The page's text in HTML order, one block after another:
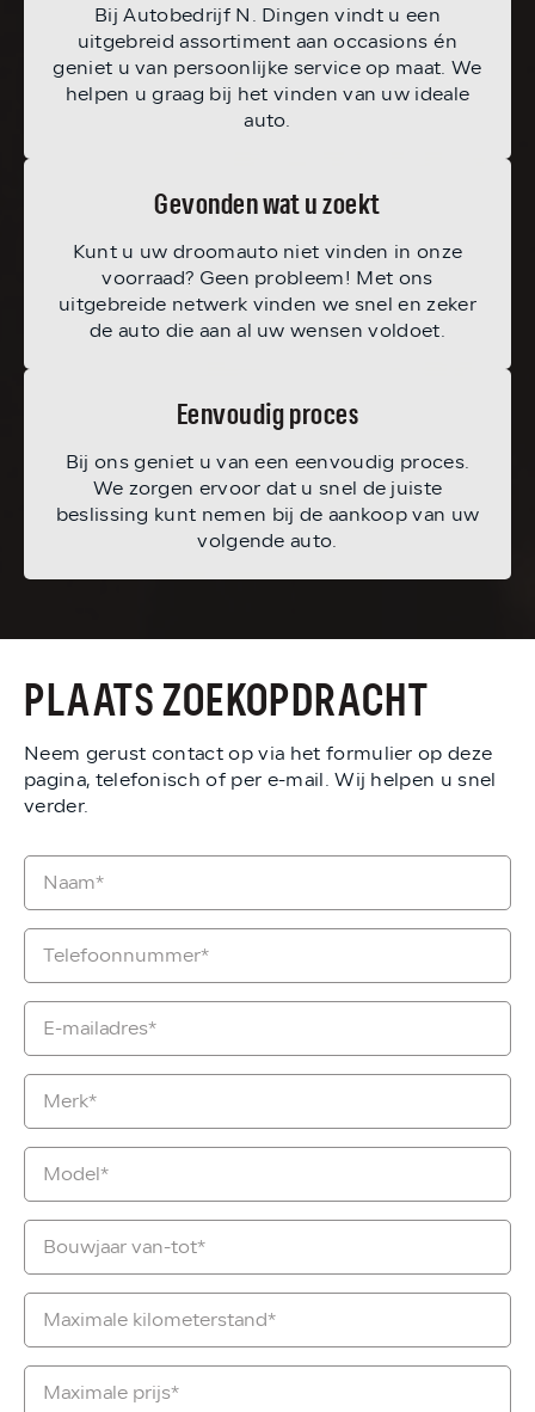
Bij Autobedrijf N. Dingen vindt u een
uitgebreid assortiment aan occasions én
geniet u van persoonlijke service op maat. We
helpen u graag bij het vinden van uw ideale
auto.
Gevonden wat u zoekt
Kunt u uw droomauto niet vinden in onze
voorraad? Geen probleem! Met ons
uitgebreide netwerk vinden we snel en zeker
de auto die aan al uw wensen voldoet.
Eenvoudig proces
Bij ons geniet u van een eenvoudig proces.
We zorgen ervoor dat u snel de juiste
beslissing kunt nemen bij de aankoop van uw
volgende auto.
PLAATS ZOEKOPDRACHT
Neem gerust contact op via het formulier op deze
pagina, telefonisch of per e-mail. Wij helpen u snel
verder.